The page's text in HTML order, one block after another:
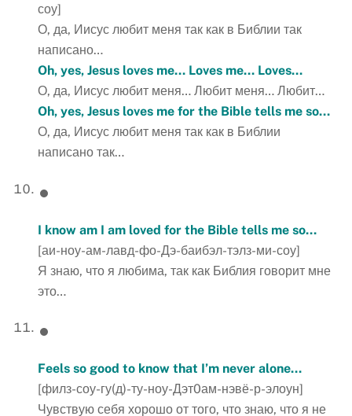
соу]
О, да, Иисус любит меня так как в Библии так
написано…
Oh, yes, Jesus loves me… Loves me… Loves…
О, да, Иисус любит меня… Любит меня… Любит…
Oh, yes, Jesus loves me for the Bible tells me so…
О, да, Иисус любит меня так как в Библии
написано так…
I know am I am loved for the Bible tells me so…
[аи-ноу-ам-лавд-фо-Дэ-баибэл-тэлз-ми-соу]
Я знаю, что я любима, так как Библия говорит мне
это…
Feels so good to know that I’m never alone…
[филз-соу-гу(д)-ту-ноу-Дэт0ам-нэвё-р-элоун]
Чувствую себя хорошо от того, что знаю, что я не